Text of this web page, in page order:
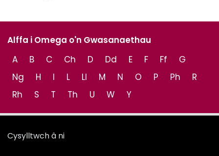
Alffa i Omega o'n Gwasanaethau
A
B C Ch D Dd E F Ff
G
Ng
H I L Ll M N O P Ph
R
Rh
S T Th U W Y
Cysylltwch â ni